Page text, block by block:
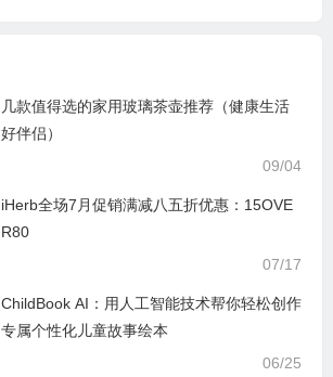
几款值得选的家用玻璃茶壶推荐（健康生活
好伴侣）
09/04
iHerb全场7月促销满减八五折优惠：15OVE
R80
07/17
ChildBook AI：用人工智能技术帮你轻松创作
专属个性化儿童故事绘本
06/25